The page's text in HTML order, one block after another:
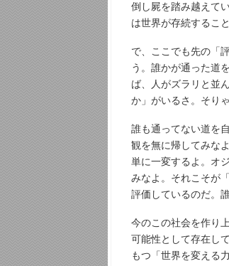
倒し屍を踏み越えて
は世界が存続するこ
で、ここでも先の「
う。誰かが通った道
ば、人がズラリと並
か」がいるさ。そり
誰も通ってない道を
観を無に帰してみな
単に一変するよ。オ
みなよ。それこそが
評価しているのだ。
今のこの社会を作り
可能性として存在し
もつ「世界を変える